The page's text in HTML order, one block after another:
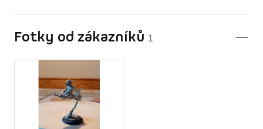
Fotky od zákazníků 1